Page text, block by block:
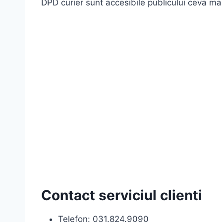
DPD curier sunt accesibile publicului ceva
Contact serviciul clienti
Telefon: 031.824.9090